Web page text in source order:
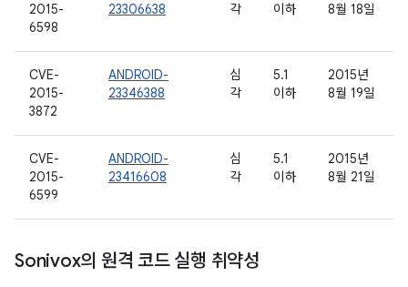
2015-
6598
23306638
각
이하
8월 18일
CVE-
2015-
3872
ANDROID-
23346388
심
각
5.1
이하
2015년
8월 19일
CVE-
2015-
6599
ANDROID-
23416608
심
각
5.1
이하
2015년
8월 21일
Sonivox의 원격 코드 실행 취약성